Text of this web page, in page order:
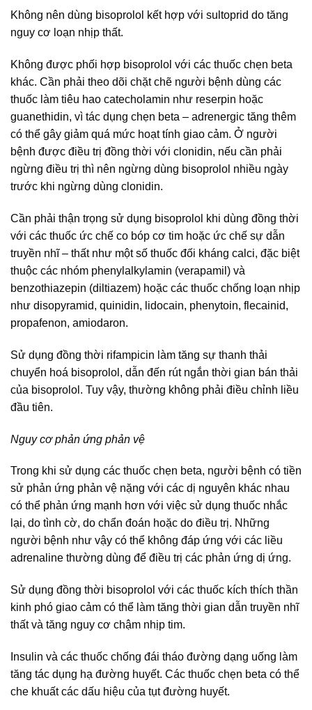
Không nên dùng bisoprolol kết hợp với sultoprid do tăng
nguy cơ loạn nhịp thất.
Không được phối hợp bisoprolol với các thuốc chẹn beta
khác. Cần phải theo dõi chặt chẽ người bệnh dùng các
thuốc làm tiêu hao catecholamin như reserpin hoặc
guanethidin, vì tác dụng chẹn beta – adrenergic tăng thêm
có thể gây giảm quá mức hoạt tính giao cảm. Ở người
bệnh được điều trị đồng thời với clonidin, nếu cần phải
ngừng điều trị thì nên ngừng dùng bisoprolol nhiều ngày
trước khi ngừng dùng clonidin.
Cần phải thận trọng sử dụng bisoprolol khi dùng đồng thời
với các thuốc ức chế co bóp cơ tim hoặc ức chế sự dẫn
truyền nhĩ – thất như một số thuốc đối kháng calci, đặc biệt
thuộc các nhóm phenylalkylamin (verapamil) và
benzothiazepin (diltiazem) hoặc các thuốc chống loạn nhịp
như disopyramid, quinidin, lidocain, phenytoin, flecainid,
propafenon, amiodaron.
Sử dụng đồng thời rifampicin làm tăng sự thanh thải
chuyển hoá bisoprolol, dẫn đến rút ngắn thời gian bán thải
của bisoprolol. Tuy vậy, thường không phải điều chỉnh liều
đầu tiên.
Nguy cơ phản ứng phản vệ
Trong khi sử dụng các thuốc chẹn beta, người bệnh có tiền
sử phản ứng phản vệ nặng với các dị nguyên khác nhau
có thể phản ứng mạnh hơn với việc sử dụng thuốc nhắc
lại, do tình cờ, do chẩn đoán hoặc do điều trị. Những
người bệnh như vậy có thể không đáp ứng với các liều
adrenaline thường dùng để điều trị các phản ứng dị ứng.
Sử dụng đồng thời bisoprolol với các thuốc kích thích thần
kinh phó giao cảm có thể làm tăng thời gian dẫn truyền nhĩ
thất và tăng nguy cơ chậm nhịp tim.
Insulin và các thuốc chống đái tháo đường dạng uống làm
tăng tác dụng hạ đường huyết. Các thuốc chẹn beta có thể
che khuất các dấu hiệu của tụt đường huyết.